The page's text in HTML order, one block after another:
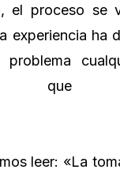
el proceso se
experiencia ha
que
leer: «La